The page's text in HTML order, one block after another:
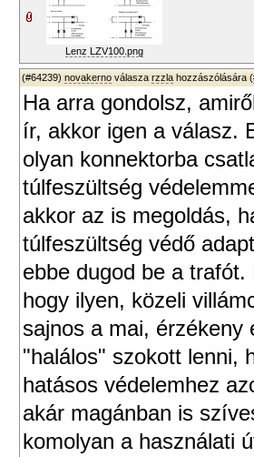
Lenz LZV100.png
(#64239) novakerno válasza rzzla hozzászólására (
Ha arra gondolsz,
ír, akkor igen a válasz.
olyan konnektorba
túlfeszültség
akkor az is megoldás,
túlfeszültség védő
ebbe dugod be a
hogy ilyen, közeli
sajnos a mai, érzékeny
"halálos" szokott lenni,
hatásos védelemhez
akár magánban is
komolyan a használati